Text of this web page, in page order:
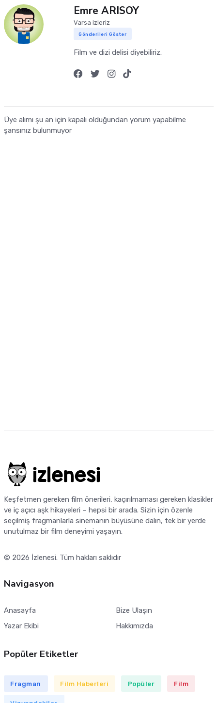
Emre ARISOY
Varsa izleriz
Gönderileri Göster
Film ve dizi delisi diyebiliriz.
Üye alımı şu an için kapalı olduğundan yorum yapabilme
şansınız bulunmuyor
Keşfetmen gereken film önerileri, kaçırılmaması gereken klasikler
ve iç açıcı aşk hikayeleri – hepsi bir arada. Sizin için özenle
seçilmiş fragmanlarla sinemanın büyüsüne dalın, tek bir yerde
unutulmaz bir film deneyimi yaşayın.
© 2026 İzlenesi. Tüm hakları saklıdır
Navigasyon
Anasayfa
Yazar Ekibi
Bize Ulaşın
Hakkımızda
Popüler Etiketler
Fragman Film Haberleri Popüler Film